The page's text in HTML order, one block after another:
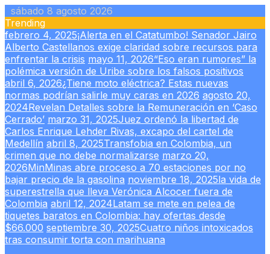
Skip
to
content
sábado 8 agosto 2026
Trending
febrero 4, 2025¡Alerta en el Catatumbo! Senador Jairo
Alberto Castellanos exige claridad sobre recursos para
enfrentar la crisis mayo 11, 2026“Eso eran rumores” la
polémica versión de Uribe sobre los falsos positivos
abril 6, 2026¿Tiene moto eléctrica? Estas nuevas
normas podrían salirle muy caras en 2026 agosto 20,
2024Revelan Detalles sobre la Remuneración en ‘Caso
Cerrado’ marzo 31, 2025Juez ordenó la libertad de
Carlos Enrique Lehder Rivas, excapo del cartel de
Medellín abril 8, 2025Transfobia en Colombia, un
crimen que no debe normalizarse marzo 20,
2026MinMinas abre proceso a 70 estaciones por no
bajar precio de la gasolina noviembre 18, 2025la vida de
superestrella que lleva Verónica Alcocer fuera de
Colombia abril 12, 2024Latam se mete en pelea de
tiquetes baratos en Colombia: hay ofertas desde
$66.000 septiembre 30, 2025Cuatro niños intoxicados
tras consumir torta con marihuana